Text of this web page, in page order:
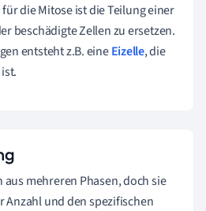
für die Mitose ist die Teilung einer
beschädigte Zellen zu ersetzen.
entsteht z.B. eineEizelle, die
aus mehreren Phasen, doch sie
Anzahl und den spezifischen